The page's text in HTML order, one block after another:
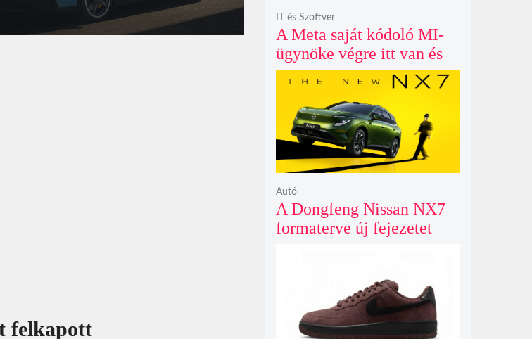
felkapott
A Meta saját kódoló MI-
ügynöke végre itt van és
nem fél belenyúlni a
IT és Szoftver
A Dongfeng Nissan NX7
formaterve új fejezetet
Autó